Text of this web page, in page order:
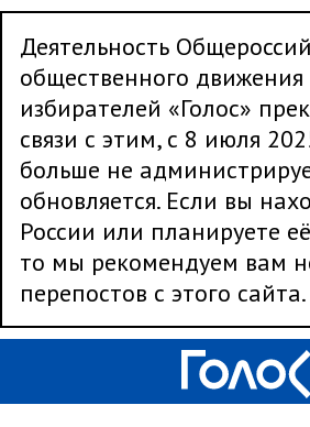
Деятельность
общественного
избирателей «Голос»
связи с этим, с 8 июля
больше не
обновляется. Если вы
России или планируете
то мы рекомендуем вам
перепостов с этого сайта.